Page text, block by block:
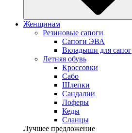
Женщинам
Резиновые сапоги
Cапоги ЭВА
Вкладыши для сапог
Летняя обувь
Кроссовки
Сабо
Шлепки
Сандалии
Лоферы
Кеды
Сланцы
Лучшее предложение